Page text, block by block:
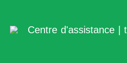
Centre d'assistance |